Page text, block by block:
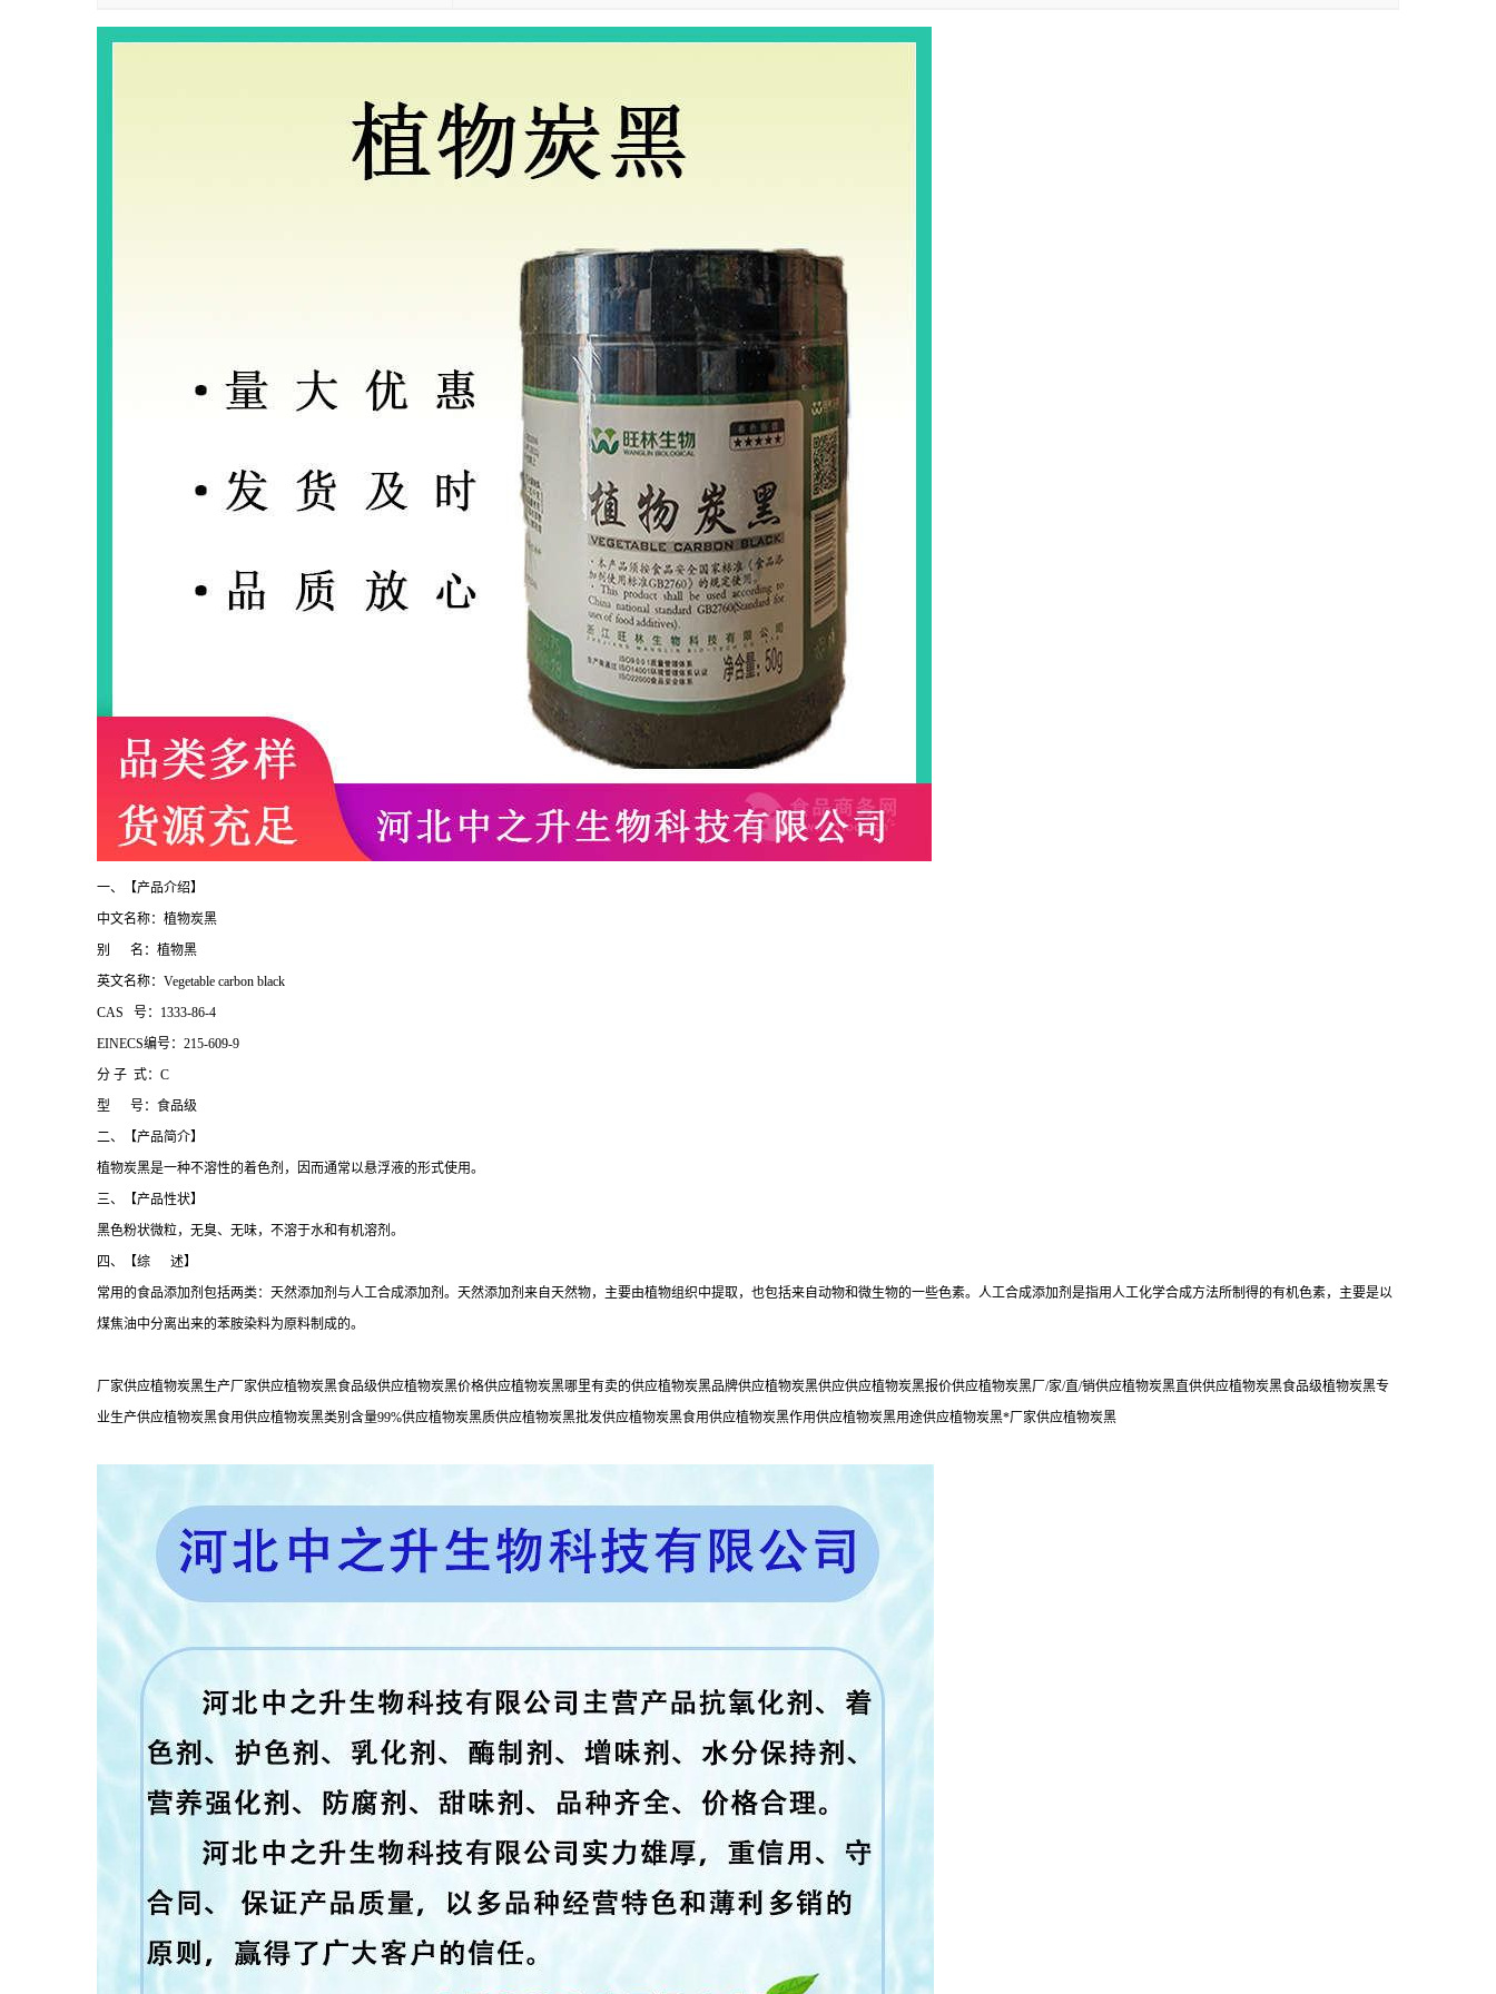
一、【产品介绍】
中文名称：植物炭黑
别 名：植物黑
英文名称：Vegetable carbon black
CAS 号：1333-86-4
EINECS编号：215-609-9
分 子 式：C
型 号：食品级
二、【产品简介】
植物炭黑是一种不溶性的着色剂，因而通常以悬浮液的形式使用。
三、【产品性状】
黑色粉状微粒，无臭、无味，不溶于水和有机溶剂。
四、【综 述】
常用的食品添加剂包括两类：天然添加剂与人工合成添加剂。天然添加剂来自天然物，主要由植物组织中提取，也包括来自动物和微生物的一些色素。人工合成添加剂是指用人工化学合成方法所制得的有机色素，主要是以
煤焦油中分离出来的苯胺染料为原料制成的。
厂家供应植物炭黑生产厂家供应植物炭黑食品级供应植物炭黑价格供应植物炭黑哪里有卖的供应植物炭黑品牌供应植物炭黑供应供应植物炭黑报价供应植物炭黑厂/家/直/销供应植物炭黑直供供应植物炭黑食品级植物炭黑专
业生产供应植物炭黑食用供应植物炭黑类别含量99%供应植物炭黑质供应植物炭黑批发供应植物炭黑食用供应植物炭黑作用供应植物炭黑用途供应植物炭黑*厂家供应植物炭黑